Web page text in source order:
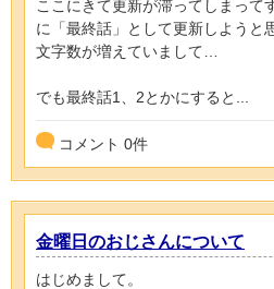
ここにきて更新が滞ってしまって
に「最終話」として更新しようと
文字数が増えていまして…
でも最終話1、2とかにすると...
コメント 0件
金曜日のおじさんについて
はじめまして。